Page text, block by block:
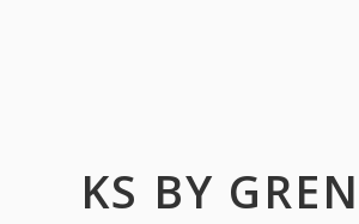
KS BY